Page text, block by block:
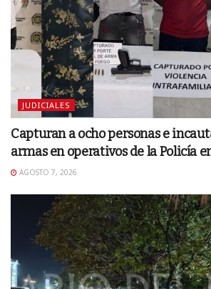
JUDICIALES
Capturan a ocho personas e
armas en operativos de la Policía
AGOSTO 7, 2026